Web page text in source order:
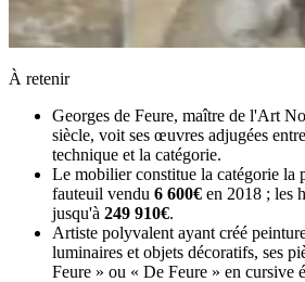
À retenir
Georges de Feure, maître de l'Art
siècle, voit ses œuvres adjugées
technique et la catégorie.
Le mobilier constitue la catégorie la
fauteuil vendu 6 600€ en 2018 ; les
jusqu'à 249 910€.
Artiste polyvalent ayant créé
luminaires et objets décoratifs, ses
Feure » ou « De Feure » en cursive